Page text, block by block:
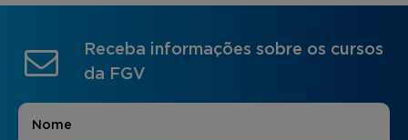
Receba informações sobre os cursos
da FGV
Nome